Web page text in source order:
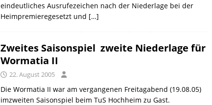
eindeutliches Ausrufezeichen nach der Niederlage bei der
Heimpremieregesetzt und […]
Zweites Saisonspiel  zweite Niederlage für
Wormatia II
22. August 2005
Die Wormatia II war am vergangenen Freitagabend (19.08.05)
imzweiten Saisonspiel beim TuS Hochheim zu Gast.